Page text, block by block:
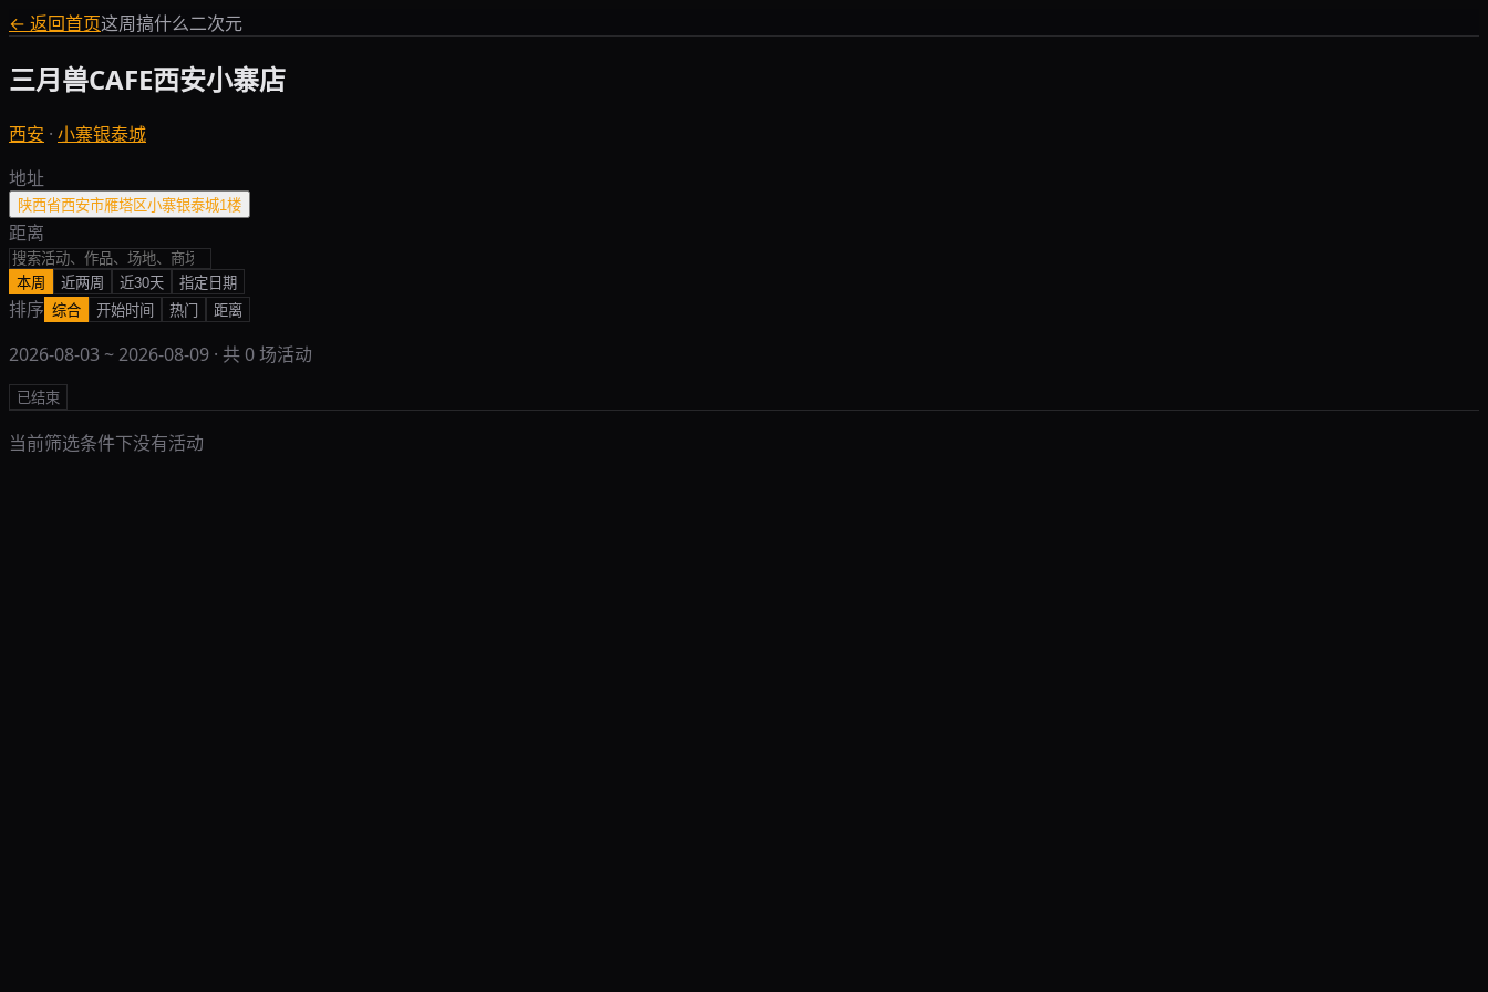
← 返回首页这周搞什么二次元
三月兽CAFE西安小寨店
西安 · 小寨银泰城
地址
陕西省西安市雁塔区小寨银泰城1楼
距离
本周 近两周 近30天 指定日期
排序 综合 开始时间 热门 距离
2026-08-03 ~2026-08-09 · 共 0 场活动
已结束
当前筛选条件下没有活动